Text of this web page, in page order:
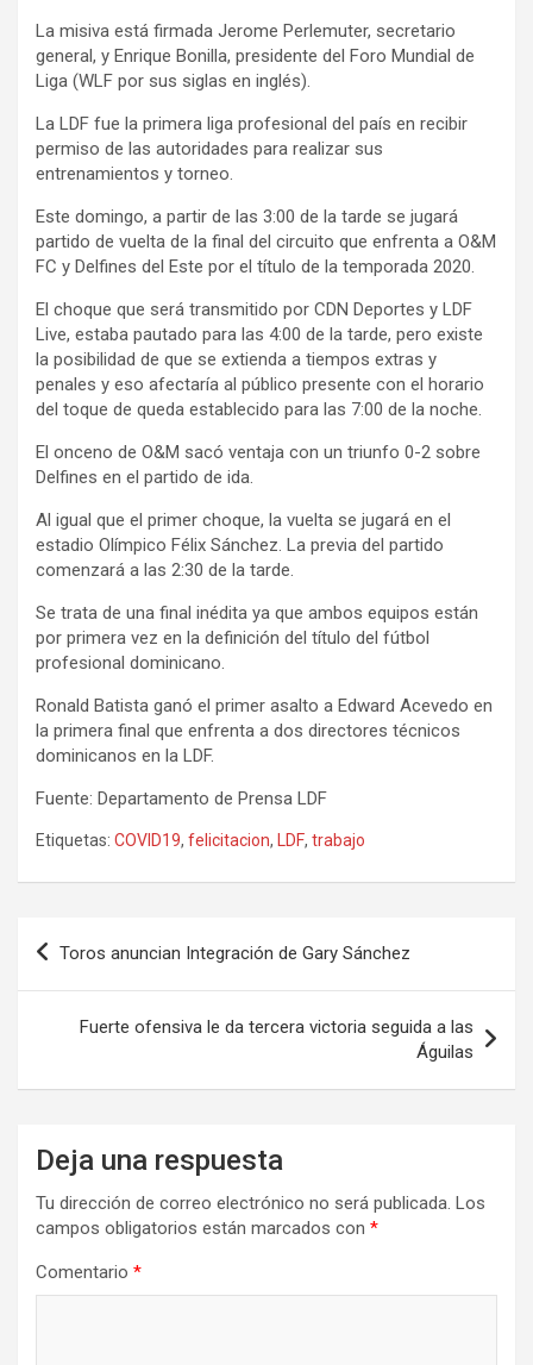
La misiva está firmada Jerome Perlemuter, secretario
general, y Enrique Bonilla, presidente del Foro Mundial de
Liga (WLF por sus siglas en inglés).
La LDF fue la primera liga profesional del país en recibir
permiso de las autoridades para realizar sus
entrenamientos y torneo.
Este domingo, a partir de las 3:00 de la tarde se jugará
partido de vuelta de la final del circuito que enfrenta a O&M
FC y Delfines del Este por el título de la temporada 2020.
El choque que será transmitido por CDN Deportes y LDF
Live, estaba pautado para las 4:00 de la tarde, pero existe
la posibilidad de que se extienda a tiempos extras y
penales y eso afectaría al público presente con el horario
del toque de queda establecido para las 7:00 de la noche.
El onceno de O&M sacó ventaja con un triunfo 0-2 sobre
Delfines en el partido de ida.
Al igual que el primer choque, la vuelta se jugará en el
estadio Olímpico Félix Sánchez. La previa del partido
comenzará a las 2:30 de la tarde.
Se trata de una final inédita ya que ambos equipos están
por primera vez en la definición del título del fútbol
profesional dominicano.
Ronald Batista ganó el primer asalto a Edward Acevedo en
la primera final que enfrenta a dos directores técnicos
dominicanos en la LDF.
Fuente: Departamento de Prensa LDF
Etiquetas: COVID19, felicitacion, LDF, trabajo
Navegación
Toros anuncian Integración de Gary Sánchez
Fuerte ofensiva le da tercera victoria seguida a las
Águilas
Deja una respuesta
Tu dirección de correo electrónico no será publicada. Los
campos obligatorios están marcados con *
Comentario *